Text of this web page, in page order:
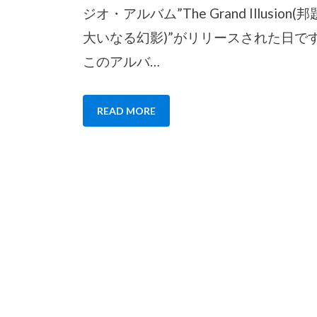
ジオ・アルバム”The Grand Illusion(邦
大いなる幻影)”がリリースされた日です
このアルバ…
READ MORE